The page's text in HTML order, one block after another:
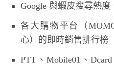
Google 與蝦皮搜尋熱
各大購物平台（
心）的即時銷售排行榜
PTT、Mobile01、